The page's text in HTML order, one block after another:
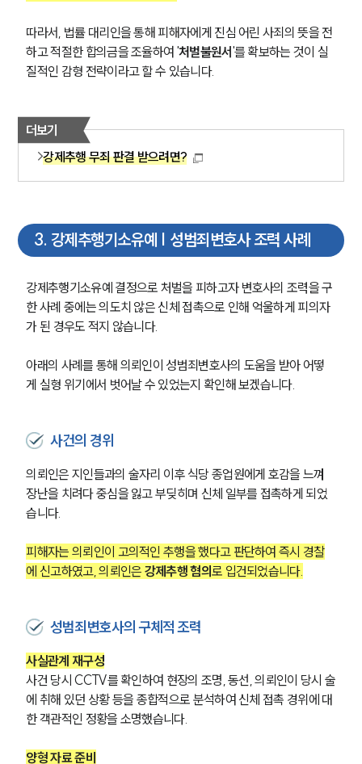
따라서, 법률 대리인을 통해 피해자에게 진심 어린 사죄의 뜻을 전
하고 적절한 합의금을 조율하여 '처벌불원서'를 확보하는 것이 실
질적인 감형 전략이라고 할 수 있습니다.
더보기
강제추행 무죄 판결 받으려면?
3. 강제추행기소유예 | 성범죄변호사 조력 사례
강제추행기소유예 결정으로 처벌을 피하고자 변호사의 조력을 구
한 사례 중에는 의도치 않은 신체 접촉으로 인해 억울하게 피의자
가 된 경우도 적지 않습니다.
아래의 사례를 통해 의뢰인이 성범죄변호사의 도움을 받아 어떻
게 실형 위기에서 벗어날 수 있었는지 확인해 보겠습니다.
사건의 경위
의뢰인은 지인들과의 술자리 이후 식당 종업원에게 호감을 느껴
장난을 치려다 중심을 잃고 부딪히며 신체 일부를 접촉하게 되었
습니다.
피해자는 의뢰인이 고의적인 추행을 했다고 판단하여 즉시 경찰
에 신고하였고, 의뢰인은 강제추행 혐의로 입건되었습니다.
성범죄변호사의 구체적 조력
사실관계 재구성
사건 당시 CCTV를 확인하여 현장의 조명, 동선, 의뢰인이 당시 술
에 취해 있던 상황 등을 종합적으로 분석하여 신체 접촉 경위에 대
한 객관적인 정황을 소명했습니다.
양형 자료 준비